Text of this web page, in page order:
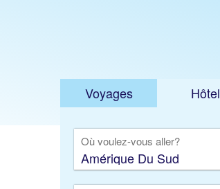
Voyages Hôtel
Où voulez-vous aller?